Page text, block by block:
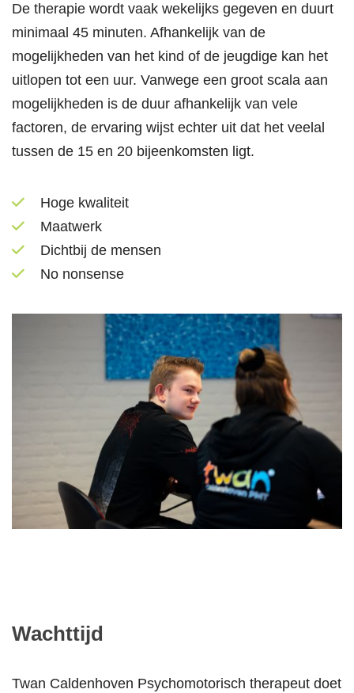
De therapie wordt vaak wekelijks gegeven en duurt
minimaal 45 minuten. Afhankelijk van de
mogelijkheden van het kind of de jeugdige kan het
uitlopen tot een uur. Vanwege een groot scala aan
mogelijkheden is de duur afhankelijk van vele
factoren, de ervaring wijst echter uit dat het veelal
tussen de 15 en 20 bijeenkomsten ligt.
Hoge kwaliteit
Maatwerk
Dichtbij de mensen
No nonsense
Wachttijd
Twan Caldenhoven Psychomotorisch therapeut doet